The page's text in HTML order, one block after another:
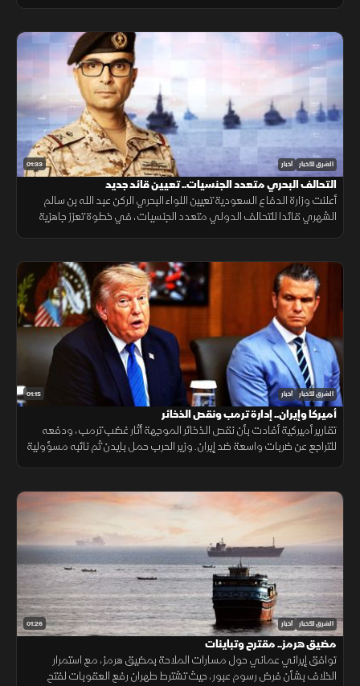
01:33 الشرق للأخبار أخبار
التحالف البحري متعدد الجنسيات.. تعيين قائد جديد
أعلنت وزارة الدفاع السعودية تعيين اللواء البحري الركن عبد الله بن سالم
الشهري قائدا للتحالف الدولي متعدد الجنسيات، في خطوة تعزز جاهزية
01:15 الشرق للأخبار أخبار
أميركا وإيران.. إدارة ترمب ونقص الذخائر
تقارير أميركية أفادت بأن نقص الذخائر الموجهة أثار غضب ترمب، ودفعه
للتراجع عن ضربات واسعة ضد إيران. وزير الحرب حمل بايدن ثم نائبه مسؤولية
01:26 الشرق للأخبار أخبار
مضيق هرمز.. مقترح وتباينات
توافق إيراني عماني حول مسارات الملاحة بمضيق هرمز، مع استمرار
الخلاف بشأن فرض رسوم عبور، حيث تشترط طهران رفع العقوبات لفتح